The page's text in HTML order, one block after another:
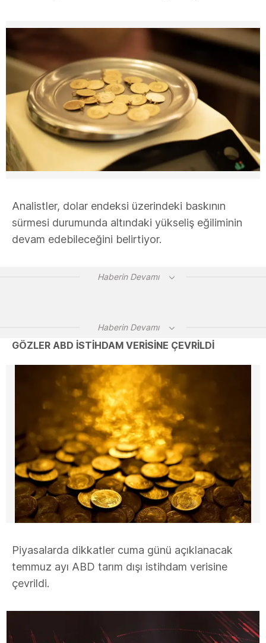
Analistler, dolar endeksi üzerindeki baskının
sürmesi durumunda altındaki yükseliş eğiliminin
devam edebileceğini belirtiyor.
Haberin Devamı
Haberin Devamı
GÖZLER ABD İSTİHDAM VERİSİNE ÇEVRİLDİ
Piyasalarda dikkatler cuma günü açıklanacak
temmuz ayı ABD tarım dışı istihdam verisine
çevrildi.